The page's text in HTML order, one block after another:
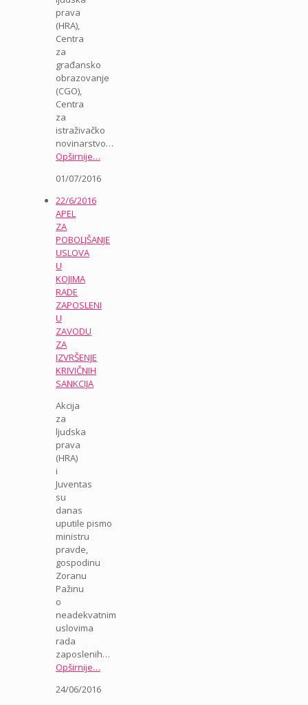
prava
(HRA),
Centra
za
građansko
obrazovanje
(CGO),
Centra
za
istraživačko
novinarstvo…
Opširnije…
01/07/2016
22/6/2016
APEL
ZA
POBOLJŠANJE
USLOVA
U
KOJIMA
RADE
ZAPOSLENI
U
ZAVODU
ZA
IZVRŠENJE
KRIVIČNIH
SANKCIJA
Akcija
za
ljudska
prava
(HRA)
i
Juventas
su
danas
uputile pismo
ministru
pravde,
gospodinu
Zoranu
Pažinu
o
neadekvatnim
uslovima
rada
zaposlenih…
Opširnije…
24/06/2016